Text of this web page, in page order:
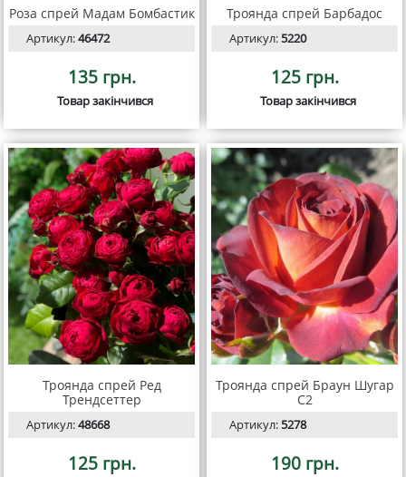
Роза спрей Мадам Бомбастик
Артикул:46472
135 грн.
Товар закінчився
Троянда спрей Барбадос
Артикул:5220
125 грн.
Товар закінчився
Троянда спрей Ред
Трендсеттер
Артикул:48668
125 грн.
Троянда спрей Браун Шугар
С2
Артикул:5278
190 грн.